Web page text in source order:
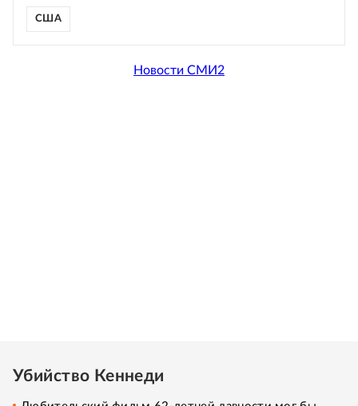
США
Новости СМИ2
Убийство Кеннеди